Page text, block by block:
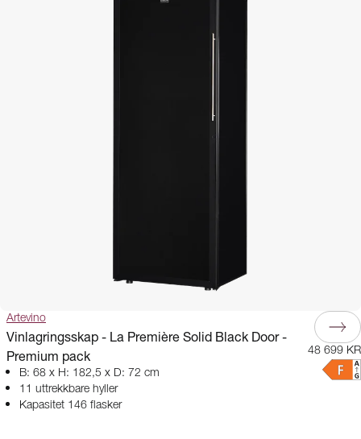
Artevino
Vinlagringsskap - La Première Solid Black Door -
Premium pack
B: 68 x H: 182,5 x D: 72 cm
11 uttrekkbare hyller
Kapasitet 146 flasker
48 699 KR